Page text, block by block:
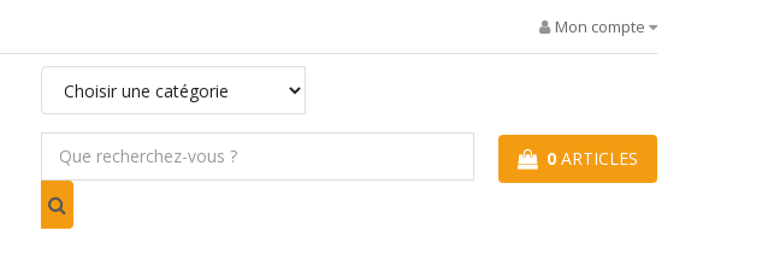
Mon compte
0 ARTICLES